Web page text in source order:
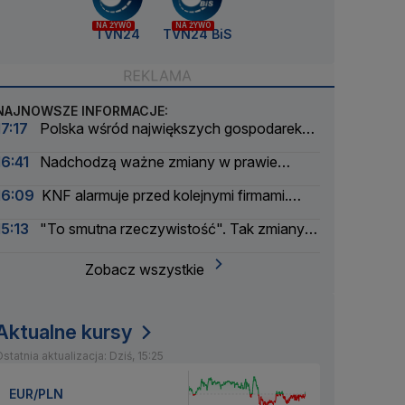
NA ŻYWO
TVN24
NA ŻYWO
TVN24 BiS
INFORMACJE:
Polska wśród największych gospodarek
Nadchodzą ważne zmiany w prawie
KNF alarmuje przed kolejnymi firmami.
"To smutna rzeczywistość". Tak zmiany
Zobacz wszystkie
kursy
aktualizacja: Dziś, 15:25
EUR/PLN